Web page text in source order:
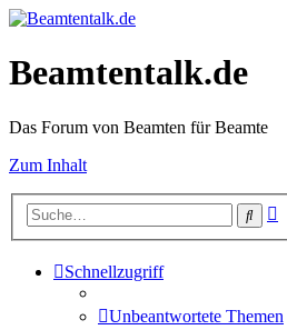
Beamtentalk.de
Das Forum von Beamten für Beamte
Zum Inhalt
Suche
Schnellzugriff
Unbeantwortete Themen